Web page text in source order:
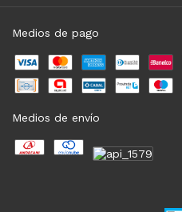
Medios de pago
Medios de envío